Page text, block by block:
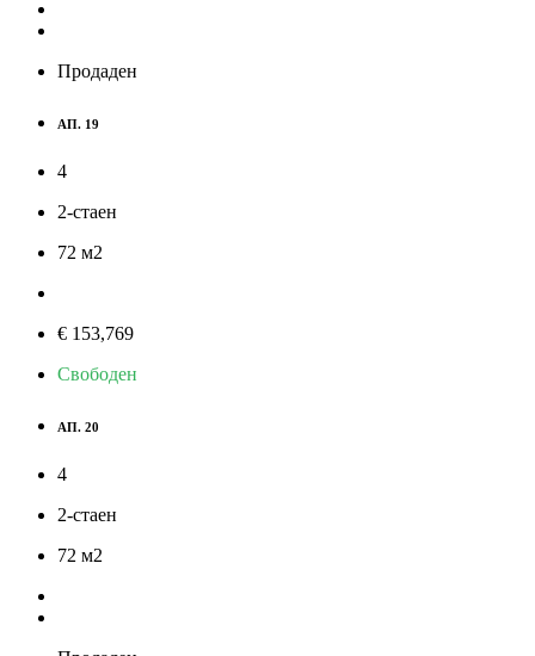
Продаден
АП. 19
4
2-стаен
72 м2
€ 153,769
Свободен
АП. 20
4
2-стаен
72 м2